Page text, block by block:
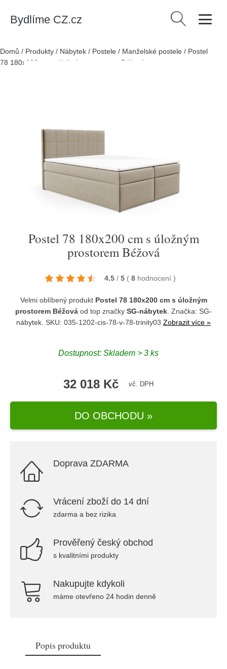
Bydlíme CZ.cz Vyhledávání
Domů / Produkty / Nábytek / Postele / Manželské postele / Postel
78 180x200 cm s úložným prostorem Béžová
Postel 78 180x200 cm s úložným
prostorem Béžová
4.5 / 5 ( 8 hodnocení )
Velmi oblíbený produkt Postel 78 180x200 cm s úložným
prostorem Béžová od top značky SG-nábytek . Značka: SG-
nábytek . SKU: 035-1202-cis-78-v-78-trinity03 Zobrazit více »
Dostupnost: Skladem > 3 ks
32 018 Kč vč. DPH
DO OBCHODU »
Doprava ZDARMA
Vrácení zboží do 14 dní
zdarma a bez rizika
Prověřený český obchod
s kvalitními produkty
Nakupujte kdykoli
máme otevřeno 24 hodin denně
Popis produktu